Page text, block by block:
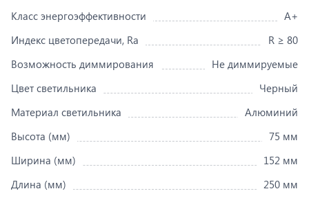
Класс энергоэффективности
A+
Индекс цветопередачи, Ra
R ≥ 80
Возможность диммирования
Не диммируемые
Цвет светильника
Черный
Материал светильника
Алюминий
Высота (мм)
75 мм
Ширина (мм)
152 мм
Длина (мм)
250 мм